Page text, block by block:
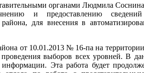
органами Людмила
и предоставлению
для внесения в
от 10.01.2013 № 16-па на
выборов всех уровней. В
Эта работа будет